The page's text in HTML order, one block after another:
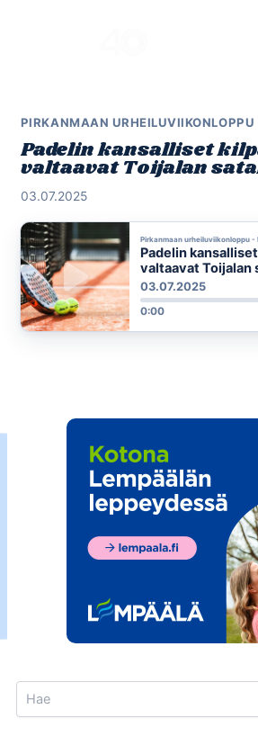
PIRKANMAAN URHEILUVIIKONLOPPU
Padelin kansalliset
valtaavat Toijalan
03.07.2025
Pirkanmaan urheiluviikonloppu -
Padelin
valtaavat Toijalan
03.07.2025
0:00
Search